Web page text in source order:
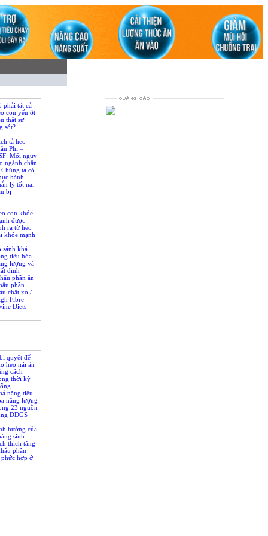
phải tất cả
con yếu ớt
thật sự
sót?
tả heo
Phi –
Mối nguy
ngành chăn
ta có
hành
lý tốt nái
bị
con khỏe
được
ra từ heo
khỏe mạnh
sánh khả
tiêu hóa
lượng và
dinh
phần ăn
choaiphần
chất xơ /
Fibre
Diets
quyết để
heo nái ăn
cách
thời kỳ
năng tiêu
năng lượng
23 nguồn
DDGS
hưởng của
sinh
thích tăng
phần
hợp ở